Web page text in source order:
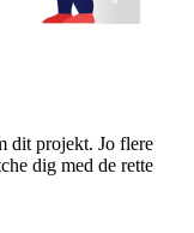
dit projekt. Jo flere
dig med de rette